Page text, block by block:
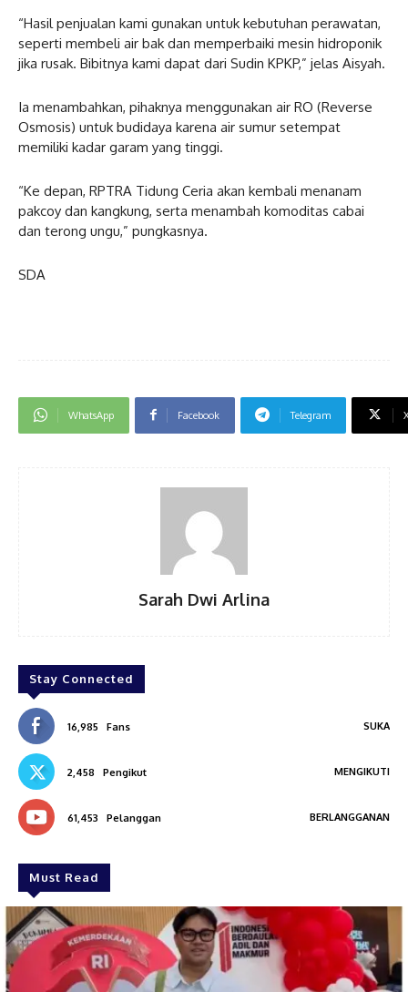
“Hasil penjualan kami gunakan untuk kebutuhan perawatan,
seperti membeli air bak dan memperbaiki mesin hidroponik
jika rusak. Bibitnya kami dapat dari Sudin KPKP,” jelas Aisyah.
Ia menambahkan, pihaknya menggunakan air RO (Reverse
Osmosis) untuk budidaya karena air sumur setempat
memiliki kadar garam yang tinggi.
“Ke depan, RPTRA Tidung Ceria akan kembali menanam
pakcoy dan kangkung, serta menambah komoditas cabai
dan terong ungu,” pungkasnya.
SDA
WhatsApp Facebook Telegram
Sarah Dwi Arlina
Stay Connected
16,985 Fans SUKA
2,458 Pengikut MENGIKUTI
61,453 Pelanggan BERLANGGANAN
Must Read